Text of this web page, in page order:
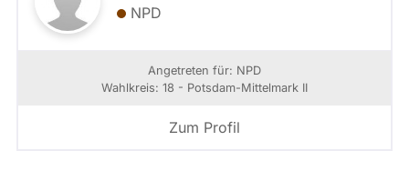
NPD
Angetreten für: NPD
Wahlkreis: 18 - Potsdam-Mittelmark II
Zum Profil